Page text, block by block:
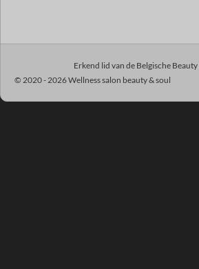
Erkend lid van de Belgische
© 2020 - 2026 Wellness salon beauty & soul